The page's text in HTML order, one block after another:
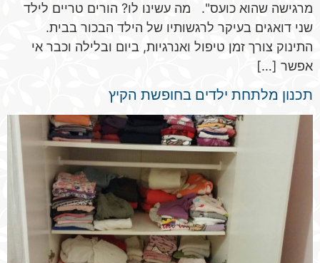
מרגישה שהוא כועס". מה עשינו לו? הורים טריים לילד
שני דואגים בעיקר לרגשותיו של הילד הבכור בבית.
התינוק צורך זמן טיפול ואנרגיות, ביום ובלילה וכבר אי
אפשר […]
תכנון מלתחת ילדים בחופשת הקיץ